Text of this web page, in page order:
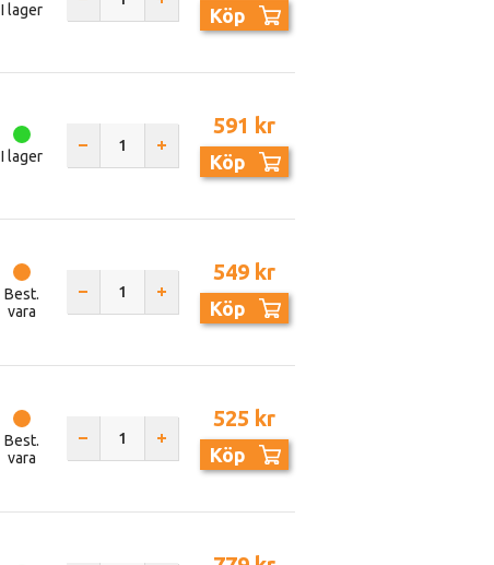
I lager Köp
I lager
591 kr
Köp
Best.
vara
549 kr
Köp
Best.
vara
525 kr
Köp